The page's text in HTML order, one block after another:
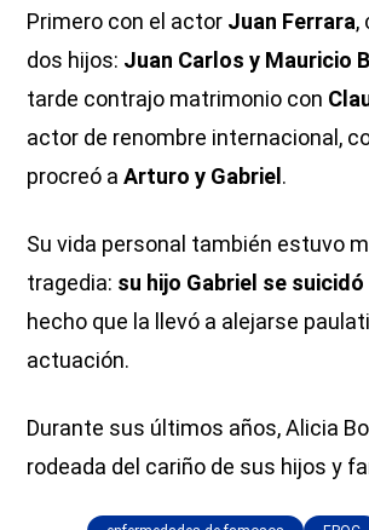
Primero con el actor Juan Ferrara,
dos hijos: Juan Carlos y Mauricio
tarde contrajo matrimonio con
actor de renombre internacional,
procreó aArturo y Gabriel .
Su vida personal también estuvo
tragedia: su hijo Gabriel se suicidó
hecho que la llevó a alejarse
actuación.
Durante sus últimos años, Alicia
rodeada del cariño de sus hijos y